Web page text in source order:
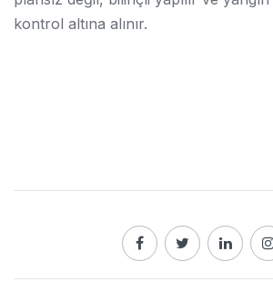
kontrol altına alınır.